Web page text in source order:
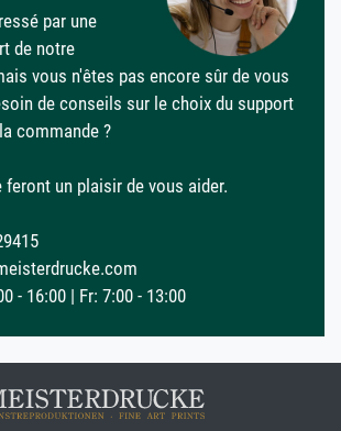
par une
de notre
vous n'êtes pas encore sûr de vous
de conseils sur le choix du support
commande ?
feront un plaisir de vous aider.
- 16:00 | Fr: 7:00 - 13:00